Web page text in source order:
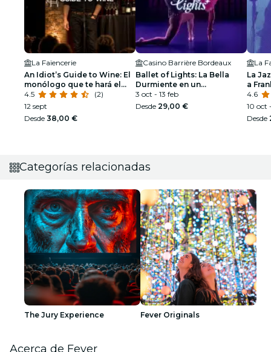
La Faïencerie
An Idiot’s Guide to Wine: El
monólogo que te hará el
alma de la fiesta
4.5
(2)
12 sept
Desde 38,00 €
Casino Barrière Bordeaux
Ballet of Lights: La Bella
Durmiente en un
espectáculo deslumbrante
3 oct - 13 feb
Desde 29,00 €
La
La
a
4.6
10 oct
Desde
Categorías relacionadas
The Jury Experience Fever Originals
Acerca de Fever